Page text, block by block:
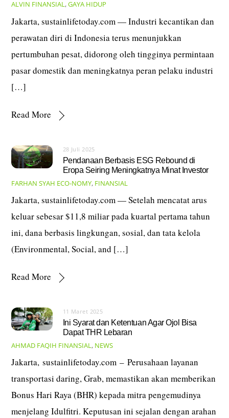
ALVIN FINANSIAL,GAYA HIDUP
Jakarta, sustainlifetoday.com — Industri kecantikan dan
perawatan diri di Indonesia terus menunjukkan
pertumbuhan pesat, didorong oleh tingginya permintaan
pasar domestik dan meningkatnya peran pelaku industri
[…]
Read More
28 Juli 2025
Pendanaan Berbasis ESG Rebound di
Eropa Seiring Meningkatnya Minat Investor
FARHAN SYAH ECO-NOMY, FINANSIAL
Jakarta, sustainlifetoday.com — Setelah mencatat arus
keluar sebesar $11,8 miliar pada kuartal pertama tahun
ini, dana berbasis lingkungan, sosial, dan tata kelola
(Environmental, Social, and […]
Read More
11 Maret 2025
Ini Syarat dan Ketentuan Agar Ojol Bisa
Dapat THR Lebaran
AHMAD FAQIH FINANSIAL, NEWS
Jakarta, sustainlifetoday.com – Perusahaan layanan
transportasi daring, Grab, memastikan akan memberikan
Bonus Hari Raya (BHR) kepada mitra pengemudinya
menjelang Idulfitri. Keputusan ini sejalan dengan arahan